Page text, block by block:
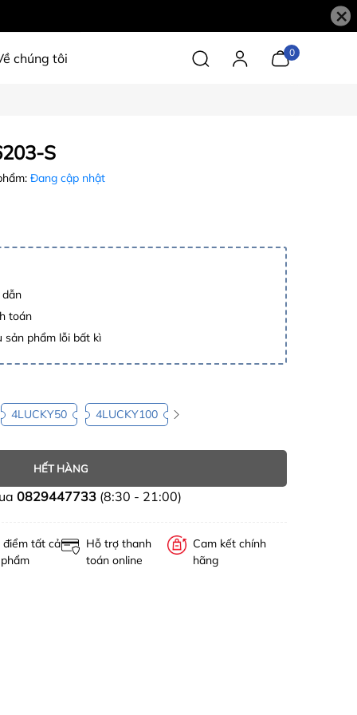
×
chúng tôi 0
S
Đang cập nhật
toán
phẩm lỗi bất kì
4LUCKY50 4LUCKY100
HẾT HÀNG
0829447733(8:30 - 21:00)
điểm tất cả
Hỗ trợ thanh
toán online
Cam kết chính
hãng